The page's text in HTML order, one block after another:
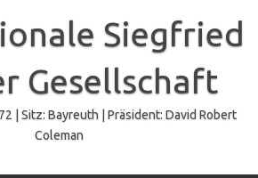
Siegfried
Gesellschaft
| Sitz: Bayreuth | Präsident: David Robert
Coleman